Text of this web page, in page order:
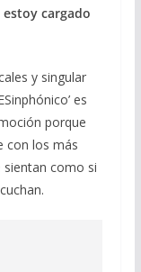
cargado
y singular
es
porque
con los más
sientan como si